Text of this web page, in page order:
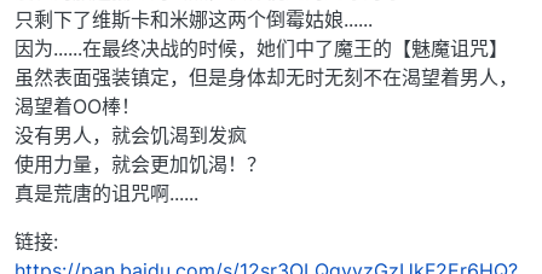
只剩下了维斯卡和米娜这两个倒霉姑娘......
因为......在最终决战的时候，她们中了魔王的【魅魔诅咒】
虽然表面强装镇定，但是身体却无时无刻不在渴望着男人，
渴望着OO棒！
没有男人，就会饥渴到发疯
使用力量，就会更加饥渴！？
真是荒唐的诅咒啊......
链接: